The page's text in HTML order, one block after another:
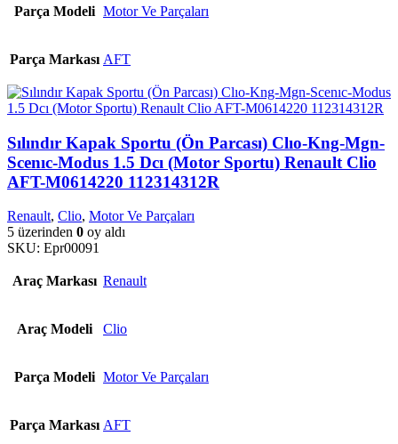
Parça Modeli Motor Ve Parçaları
Parça Markası AFT
Sılındır Kapak Sportu (Ön Parcası) Clıo-Kng-Mgn-
Scenıc-Modus 1.5 Dcı (Motor Sportu) Renault Clio
AFT-M0614220 112314312R
Renault, Clio, Motor Ve Parçaları
5 üzerinden 0 oy aldı
SKU: Epr00091
Araç Markası Renault
Araç Modeli Clio
Parça Modeli Motor Ve Parçaları
Parça Markası AFT